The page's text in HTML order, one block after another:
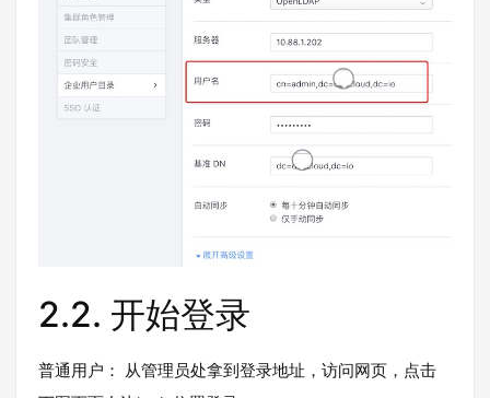
2.2. 开始登录
普通用户： 从管理员处拿到登录地址，访问网页，点击